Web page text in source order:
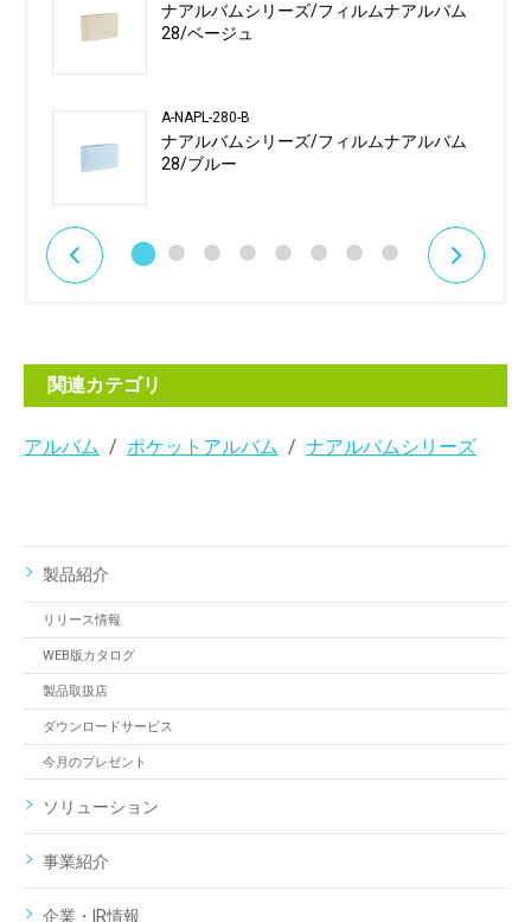
ナアルバムシリーズ/フィルムナアルバム
28/ベージュ
A-NAPL-280-B
ナアルバムシリーズ/フィルムナアルバム
28/ブルー
関連カテゴリ
アルバム ポケットアルバム ナアルバムシリーズ
製品紹介
リリース情報
WEB版カタログ
製品取扱店
ダウンロードサービス
今月のプレゼント
ソリューション
事業紹介
企業・IR情報